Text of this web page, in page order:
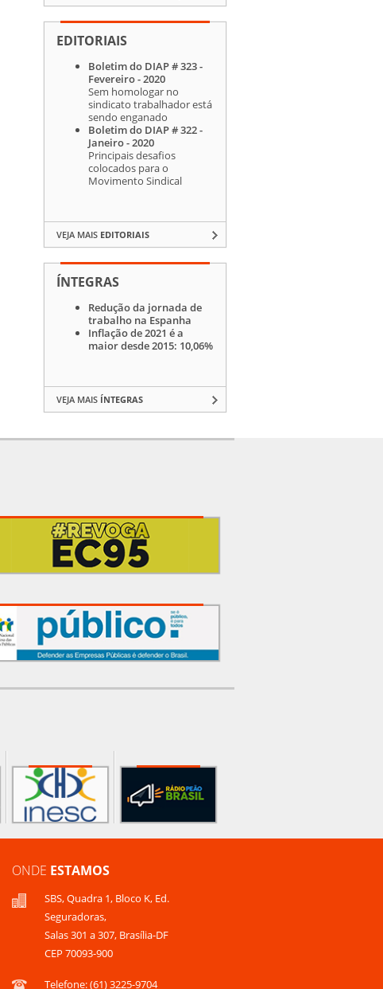
EDITORIAIS
Boletim do DIAP # 323 -
Fevereiro - 2020
Sem homologar no
sindicato trabalhador está
sendo enganado
Boletim do DIAP # 322 -
Janeiro - 2020
Principais desafios
colocados para o
Movimento Sindical
VEJA MAIS EDITORIAIS
ÍNTEGRAS
Redução da jornada de
trabalho na Espanha
Inflação de 2021 é a
maior desde 2015: 10,06%
VEJA MAIS ÍNTEGRAS
ONDE ESTAMOS
SBS, Quadra 1, Bloco K, Ed.
Seguradoras,
Salas 301 a 307, Brasília-DF
CEP 70093-900
Telefone: (61) 3225-9704